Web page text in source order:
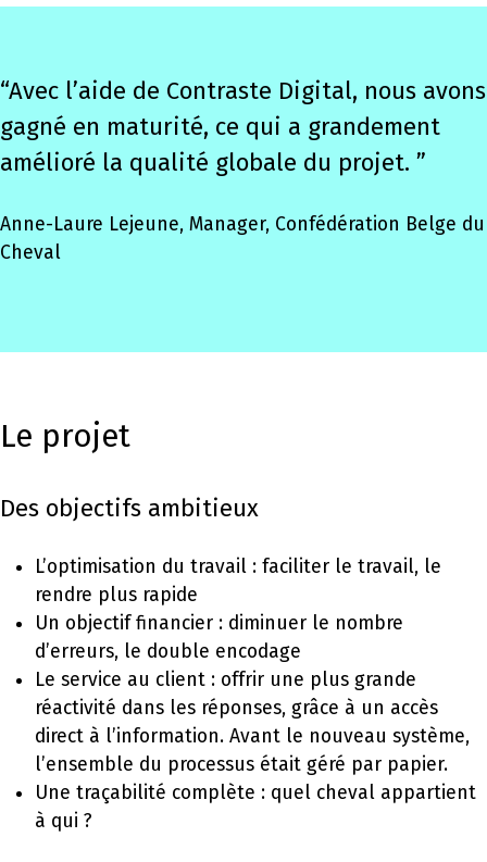
“Avec l’aide de Contraste Digital, nous avons
gagné en maturité, ce qui a grandement
amélioré la qualité globale du projet. ”
Anne-Laure Lejeune, Manager, Confédération Belge du
Cheval
Le projet
Des objectifs ambitieux
L’optimisation du travail : faciliter le travail, le
rendre plus rapide
Un objectif financier : diminuer le nombre
d’erreurs, le double encodage
Le service au client : offrir une plus grande
réactivité dans les réponses, grâce à un accès
direct à l’information. Avant le nouveau système,
l’ensemble du processus était géré par papier.
Une traçabilité complète : quel cheval appartient
à qui ?